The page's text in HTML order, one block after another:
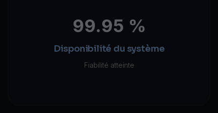
99.95 %
Disponibilité du système
Fiabilité atteinte